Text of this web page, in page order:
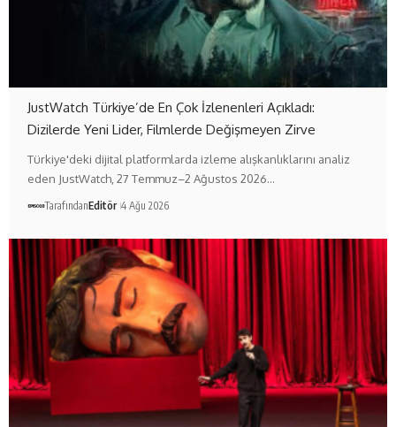
JustWatch Türkiye’de En Çok İzlenenleri Açıkladı:
Dizilerde Yeni Lider, Filmlerde Değişmeyen Zirve
Türkiye'deki dijital platformlarda izleme alışkanlıklarını analiz
eden JustWatch, 27 Temmuz–2 Ağustos 2026…
TarafındanEditör 4 Ağu 2026